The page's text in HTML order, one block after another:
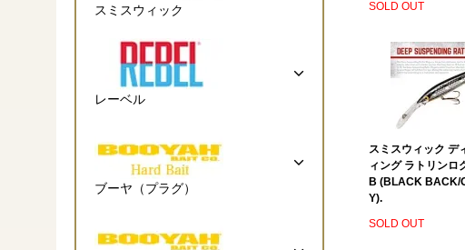
SOLD OUT
スミスウィック デ
ィング ラトリンロ
B (BLACK BACK/
Y).
SOLD OUT
スミスウィック
レーベル
ブーヤ（プラグ）